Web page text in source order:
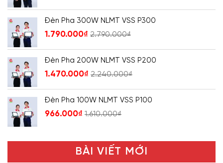
Đèn Pha 300W NLMT VSS P300
1.790.000₫ 2.790.000₫
Đèn Pha 200W NLMT VSS P200
1.470.000₫ 2.240.000₫
Đèn Pha 100W NLMT VSS P100
966.000₫ 1.610.000₫
BÀI VIẾT MỚI